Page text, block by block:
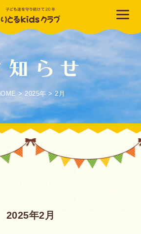
>2025年 >2月
2025年2月